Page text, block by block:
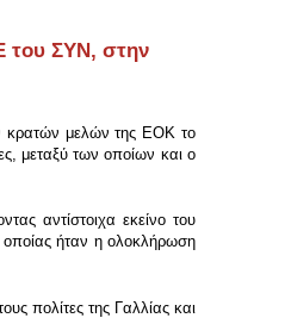
του ΣΥΝ, στην
κρατών μελών της ΕΟΚ το
μεταξύ των οποίων και ο
αντίστοιχα εκείνο του
οποίας ήταν η ολοκλήρωση
πολίτες της Γαλλίας και